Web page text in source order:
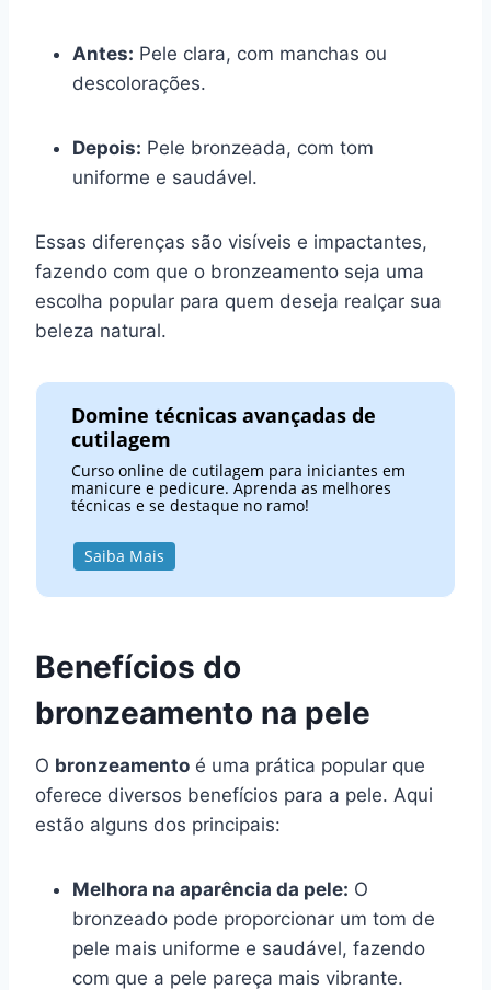
Antes: Pele clara, com manchas ou
descolorações.
Depois: Pele bronzeada, com tom
uniforme e saudável.
Essas diferenças são visíveis e impactantes,
fazendo com que o bronzeamento seja uma
escolha popular para quem deseja realçar sua
beleza natural.
Domine técnicas avançadas de
cutilagem
Curso online de cutilagem para iniciantes em
manicure e pedicure. Aprenda as melhores
técnicas e se destaque no ramo!
Saiba Mais
Benefícios do
bronzeamento na pele
O bronzeamento é uma prática popular que
oferece diversos benefícios para a pele. Aqui
estão alguns dos principais:
Melhora na aparência da pele: O
bronzeado pode proporcionar um tom de
pele mais uniforme e saudável, fazendo
com que a pele pareça mais vibrante.